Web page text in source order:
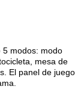
5 modos: modo
mesa de
El panel de juego